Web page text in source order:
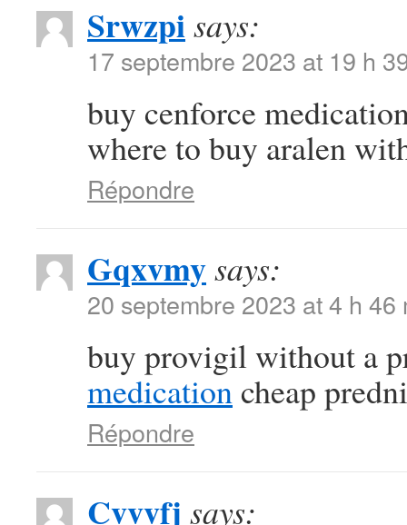
Srwzpisays:
17 septembre 2023 at 19 h
buy cenforce
where to buy aralen
Répondre
Gqxvmysays:
20 septembre 2023 at 4 h 46
buy provigil without a
medication cheap
Répondre
Cvvvfj says: